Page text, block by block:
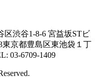
区渋谷1-8-6 宮益坂STビ
東京都豊島区東池袋１丁
03-6709-1409